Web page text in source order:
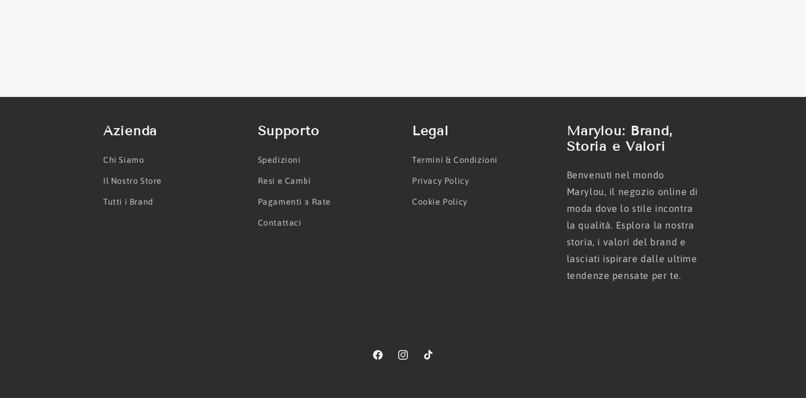
Azienda
Chi Siamo
Il Nostro Store
Tutti i Brand
Supporto
Spedizioni
Resi e Cambi
Pagamenti a Rate
Contattaci
Legal
Termini & Condizioni
Privacy Policy
Cookie Policy
Marylou: Brand,
Storia e Valori
Benvenuti nel mondo
Marylou, il negozio online di
moda dove lo stile incontra
la qualità. Esplora la nostra
storia, i valori del brand e
lasciati ispirare dalle ultime
tendenze pensate per te.
FacebookInstagramTikTok